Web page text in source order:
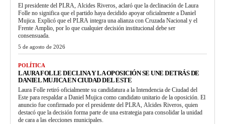
El presidente del PLRA, Alcides Riveros, aclaró que la declinación de Laura
Folle no significa que el partido haya decidido apoyar oficialmente a Daniel
Mujica. Explicó que el PLRA integra una alianza con Cruzada Nacional y el
Frente Amplio, por lo que cualquier decisión institucional debe ser
consensuada.
5 de agosto de 2026
POLÍTICA
LAURA FOLLE DECLINA Y LA OPOSICIÓN SE UNE DETRÁS DE
DANIEL MUJICA EN CIUDAD DEL ESTE
Laura Folle retiró oficialmente su candidatura a la Intendencia de Ciudad del
Este para respaldar a Daniel Mujica como candidato unitario de la oposición. El
anuncio fue confirmado por el presidente del PLRA, Alcides Riveros, quien
destacó que la decisión forma parte de una estrategia para consolidar la unidad
de cara a las elecciones municipales.